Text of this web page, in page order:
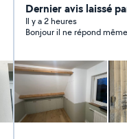
services de qualité
générale décoration électricité MENUISERIE
INTÉRIEUR
montage des meubles et de cuisine peinture tout
de bricolage et dépannage d'urgence disponible
24h/24h 7j/7j n'hésite pas à me contacter pour plus
d'informations Merci
Dernier avis laissé
Il y a 2 heures
Bonjour il ne répond